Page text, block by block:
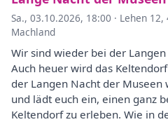
Sa., 03.10.2026, 18:00 · Lehen
Machland
Wir sind wieder bei der
Auch heuer wird das
der Langen Nacht der Museen
und lädt euch ein, einen ganz
Keltendorf zu erleben. Wie in